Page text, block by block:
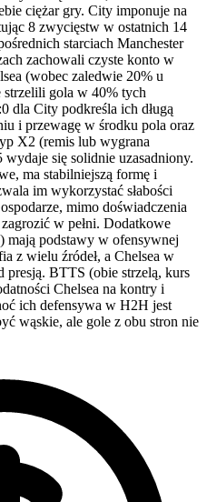
ciężar gry. City imponuje na
8 zwycięstw w ostatnich 14
starciach Manchester
zachowali czyste konto w
(wobec zaledwie 20% u
gola w 40% tych
dla City podkreśla ich długą
i przewagę w środku pola oraz
X2 (remis lub wygrana
się solidnie uzasadniony.
ma stabilniejszą formę i
im wykorzystać słabości
mimo doświadczenia
w pełni. Dodatkowe
mają podstawy w ofensywnej
z wielu źródeł, a Chelsea w
presją. BTTS (obie strzelą, kurs
Chelsea na kontry i
ich defensywa w H2H jest
wąskie, ale gole z obu stron nie